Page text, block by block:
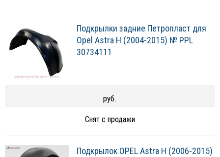
Подкрылки задние Петропласт для
Opel Astra H (2004-2015) № PPL
30734111
руб.
Снят с продажи
Подкрылок OPEL Astra H (2006-2015)